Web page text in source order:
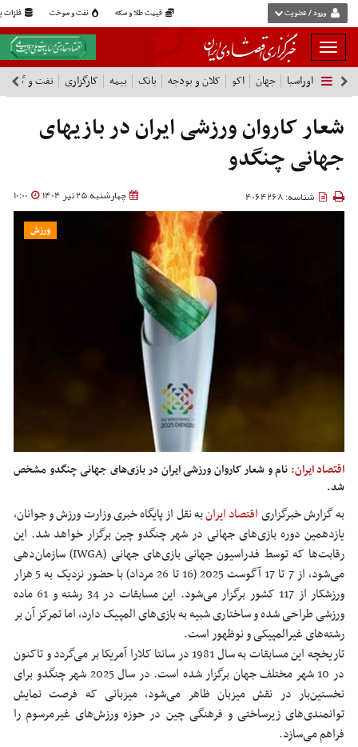
قیمت طلا و سکه نفت و سوخت فلزات ورود / عضویت
بار
و
بسته
نمودن
فهرست
اوراسیا جهان اکو کلان و بودجه بانک بیمه کارگزاری نفت و گاز
شعار کاروان ورزشی ایران در بازیهای
جهانی چنگدو
چهارشنبه 25 تیر 1404 10:00 شناسه: 4064268
ورزش
اقتصاد ایران: نام و شعار کاروان ورزشی ایران در بازی‌های جهانی چنگدو مشخص
شد.
به گزارش خبرگزاریاقتصاد ایرانبه نقل از پایگاه خبری وزارت ورزش و جوانان،
یازدهمین دوره بازی‌های جهانی در شهر چنگدو چین برگزار خواهد شد. این
رقابت‌ها که توسط فدراسیون جهانی بازی‌های جهانی (IWGA) سازمان‌دهی
می‌شود، از 7 تا 17 آگوست 2025 (16 تا 26 مرداد) با حضور نزدیک به 5 هزار
ورزشکار از 117 کشور برگزار می‌شود. این مسابقات در 34 رشته و 61 ماده
ورزشی طراحی شده و ساختاری شبیه به بازی‌های المپیک دارد، اما تمرکز آن بر
رشته‌های غیرالمپیکی و نوظهور است.
تاریخچه این مسابقات به سال 1981 در سانتا کلارا آمریکا بر می‌گردد و تاکنون
در 10 شهر مختلف جهان برگزار شده است. در سال 2025 شهر چنگدو برای
نخستین‌بار در نقش میزبان ظاهر می‌شود، میزبانی که فرصت نمایش
توانمندی‌های زیرساختی و فرهنگی چین در حوزه ورزش‌های غیرمرسوم را
فراهم می‌سازد.